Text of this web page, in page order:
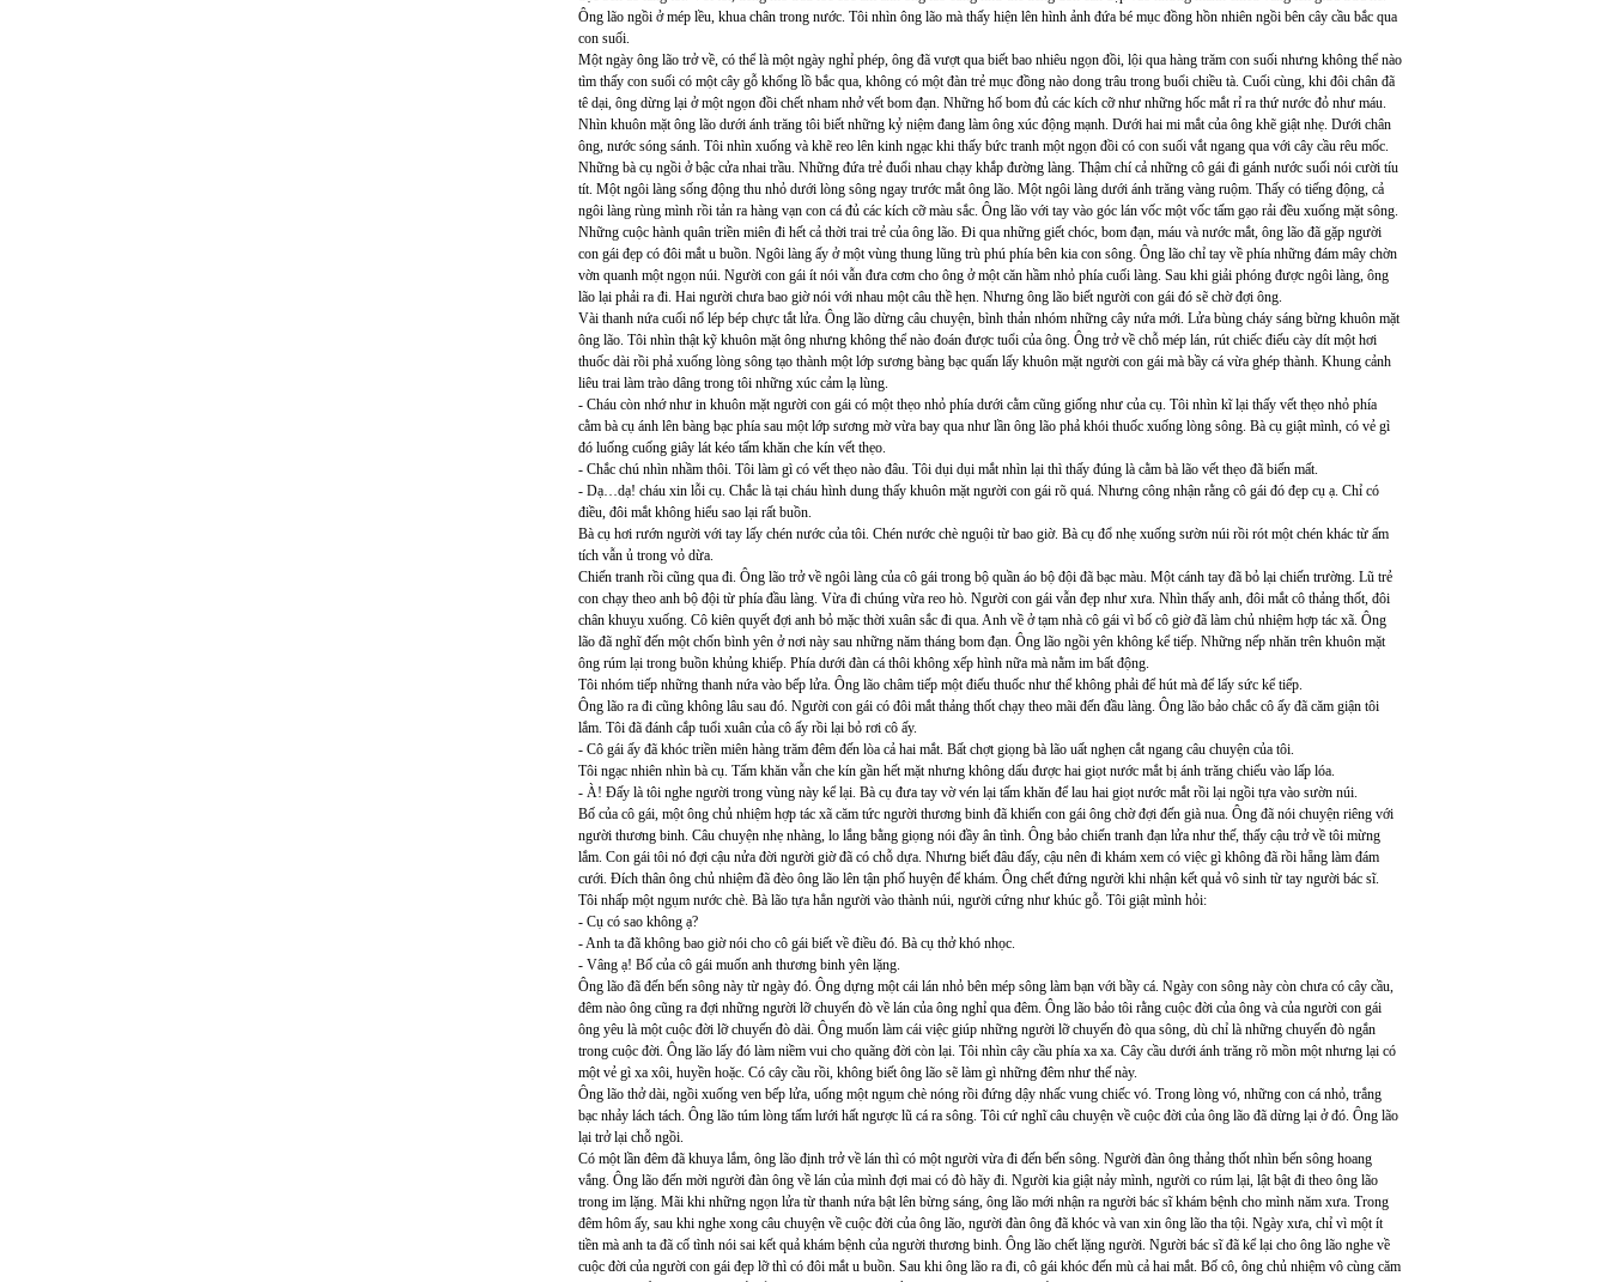
Ông lão ngồi ở mép lều, khua chân trong nước. Tôi nhìn ông lão mà thấy hiện lên hình ảnh đứa bé mục đồng hồn nhiên ngồi bên cây cầu bắc qua
con suối.
Một ngày ông lão trở về, có thể là một ngày nghỉ phép, ông đã vượt qua biết bao nhiêu ngọn đồi, lội qua hàng trăm con suối nhưng không thể nào
tìm thấy con suối có một cây gỗ khổng lồ bắc qua, không có một đàn trẻ mục đồng nào dong trâu trong buổi chiều tà. Cuối cùng, khi đôi chân đã
tê dại, ông dừng lại ở một ngọn đồi chết nham nhở vết bom đạn. Những hố bom đủ các kích cỡ như những hốc mắt rỉ ra thứ nước đỏ như máu.
Nhìn khuôn mặt ông lão dưới ánh trăng tôi biết những kỷ niệm đang làm ông xúc động mạnh. Dưới hai mi mắt của ông khẽ giật nhẹ. Dưới chân
ông, nước sóng sánh. Tôi nhìn xuống và khẽ reo lên kinh ngạc khi thấy bức tranh một ngọn đồi có con suối vắt ngang qua với cây cầu rêu mốc.
Những bà cụ ngồi ở bậc cửa nhai trầu. Những đứa trẻ đuổi nhau chạy khắp đường làng. Thậm chí cả những cô gái đi gánh nước suối nói cười tíu
tít. Một ngôi làng sống động thu nhỏ dưới lòng sông ngay trước mắt ông lão. Một ngôi làng dưới ánh trăng vàng ruộm. Thấy có tiếng động, cả
ngôi làng rùng mình rồi tản ra hàng vạn con cá đủ các kích cỡ màu sắc. Ông lão với tay vào góc lán vốc một vốc tấm gạo rải đều xuống mặt sông.
Những cuộc hành quân triền miên đi hết cả thời trai trẻ của ông lão. Đi qua những giết chóc, bom đạn, máu và nước mắt, ông lão đã gặp người
con gái đẹp có đôi mắt u buồn. Ngôi làng ấy ở một vùng thung lũng trù phú phía bên kia con sông. Ông lão chỉ tay về phía những đám mây chờn
vờn quanh một ngọn núi. Người con gái ít nói vẫn đưa cơm cho ông ở một căn hầm nhỏ phía cuối làng. Sau khi giải phóng được ngôi làng, ông
lão lại phải ra đi. Hai người chưa bao giờ nói với nhau một câu thề hẹn. Nhưng ông lão biết người con gái đó sẽ chờ đợi ông.
Vài thanh nứa cuối nổ lép bép chực tắt lửa. Ông lão dừng câu chuyện, bình thản nhóm những cây nứa mới. Lửa bùng cháy sáng bừng khuôn mặt
ông lão. Tôi nhìn thật kỹ khuôn mặt ông nhưng không thể nào đoán được tuổi của ông. Ông trở về chỗ mép lán, rút chiếc điếu cày dít một hơi
thuốc dài rồi phả xuống lòng sông tạo thành một lớp sương bàng bạc quấn lấy khuôn mặt người con gái mà bầy cá vừa ghép thành. Khung cảnh
liêu trai làm trào dâng trong tôi những xúc cảm lạ lùng.
- Cháu còn nhớ như in khuôn mặt người con gái có một thẹo nhỏ phía dưới cằm cũng giống như của cụ. Tôi nhìn kĩ lại thấy vết thẹo nhỏ phía
cằm bà cụ ánh lên bàng bạc phía sau một lớp sương mờ vừa bay qua như lần ông lão phả khói thuốc xuống lòng sông. Bà cụ giật mình, có vẻ gì
đó luống cuống giây lát kéo tấm khăn che kín vết thẹo.
- Chắc chú nhìn nhầm thôi. Tôi làm gì có vết thẹo nào đâu. Tôi dụi dụi mắt nhìn lại thì thấy đúng là cằm bà lão vết thẹo đã biến mất.
- Dạ…dạ! cháu xin lỗi cụ. Chắc là tại cháu hình dung thấy khuôn mặt người con gái rõ quá. Nhưng công nhận rằng cô gái đó đẹp cụ ạ. Chỉ có
điều, đôi mắt không hiểu sao lại rất buồn.
Bà cụ hơi rướn người với tay lấy chén nước của tôi. Chén nước chè nguội từ bao giờ. Bà cụ đổ nhẹ xuống sườn núi rồi rót một chén khác từ ấm
tích vẫn ủ trong vỏ dừa.
Chiến tranh rồi cũng qua đi. Ông lão trở về ngôi làng của cô gái trong bộ quần áo bộ đội đã bạc màu. Một cánh tay đã bỏ lại chiến trường. Lũ trẻ
con chạy theo anh bộ đội từ phía đầu làng. Vừa đi chúng vừa reo hò. Người con gái vẫn đẹp như xưa. Nhìn thấy anh, đôi mắt cô thảng thốt, đôi
chân khuỵu xuống. Cô kiên quyết đợi anh bỏ mặc thời xuân sắc đi qua. Anh về ở tạm nhà cô gái vì bố cô giờ đã làm chủ nhiệm hợp tác xã. Ông
lão đã nghĩ đến một chốn bình yên ở nơi này sau những năm tháng bom đạn. Ông lão ngồi yên không kể tiếp. Những nếp nhăn trên khuôn mặt
ông rúm lại trong buồn khủng khiếp. Phía dưới đàn cá thôi không xếp hình nữa mà nằm im bất động.
Tôi nhóm tiếp những thanh nứa vào bếp lửa. Ông lão châm tiếp một điếu thuốc như thể không phải để hút mà để lấy sức kể tiếp.
Ông lão ra đi cũng không lâu sau đó. Người con gái có đôi mắt thảng thốt chạy theo mãi đến đầu làng. Ông lão bảo chắc cô ấy đã căm giận tôi
lắm. Tôi đã đánh cắp tuổi xuân của cô ấy rồi lại bỏ rơi cô ấy.
- Cô gái ấy đã khóc triền miên hàng trăm đêm đến lòa cả hai mắt. Bất chợt giọng bà lão uất nghẹn cắt ngang câu chuyện của tôi.
Tôi ngạc nhiên nhìn bà cụ. Tấm khăn vẫn che kín gần hết mặt nhưng không dấu được hai giọt nước mắt bị ánh trăng chiếu vào lấp lóa.
- À! Đấy là tôi nghe người trong vùng này kể lại. Bà cụ đưa tay vờ vén lại tấm khăn để lau hai giọt nước mắt rồi lại ngồi tựa vào sườn núi.
Bố của cô gái, một ông chủ nhiệm hợp tác xã căm tức người thương binh đã khiến con gái ông chờ đợi đến già nua. Ông đã nói chuyện riêng với
người thương binh. Câu chuyện nhẹ nhàng, lo lắng bằng giọng nói đầy ân tình. Ông bảo chiến tranh đạn lửa như thế, thấy cậu trở về tôi mừng
lắm. Con gái tôi nó đợi cậu nửa đời người giờ đã có chỗ dựa. Nhưng biết đâu đấy, cậu nên đi khám xem có việc gì không đã rồi hẵng làm đám
cưới. Đích thân ông chủ nhiệm đã đèo ông lão lên tận phố huyện để khám. Ông chết đứng người khi nhận kết quả vô sinh từ tay người bác sĩ.
Tôi nhấp một ngụm nước chè. Bà lão tựa hẳn người vào thành núi, người cứng như khúc gỗ. Tôi giật mình hỏi:
- Cụ có sao không ạ?
- Anh ta đã không bao giờ nói cho cô gái biết về điều đó. Bà cụ thở khó nhọc.
- Vâng ạ! Bố của cô gái muốn anh thương binh yên lặng.
Ông lão đã đến bến sông này từ ngày đó. Ông dựng một cái lán nhỏ bên mép sông làm bạn với bầy cá. Ngày con sông này còn chưa có cây cầu,
đêm nào ông cũng ra đợi những người lỡ chuyến đò về lán của ông nghỉ qua đêm. Ông lão bảo tôi rằng cuộc đời của ông và của người con gái
ông yêu là một cuộc đời lỡ chuyến đò dài. Ông muốn làm cái việc giúp những người lỡ chuyến đò qua sông, dù chỉ là những chuyến đò ngắn
trong cuộc đời. Ông lão lấy đó làm niềm vui cho quãng đời còn lại. Tôi nhìn cây cầu phía xa xa. Cây cầu dưới ánh trăng rõ mồn một nhưng lại có
một vẻ gì xa xôi, huyền hoặc. Có cây cầu rồi, không biết ông lão sẽ làm gì những đêm như thế này.
Ông lão thở dài, ngồi xuống ven bếp lửa, uống một ngụm chè nóng rồi đứng dậy nhấc vung chiếc vó. Trong lòng vó, những con cá nhỏ, trắng
bạc nhảy lách tách. Ông lão túm lòng tấm lưới hất ngược lũ cá ra sông. Tôi cứ nghĩ câu chuyện về cuộc đời của ông lão đã dừng lại ở đó. Ông lão
lại trở lại chỗ ngồi.
Có một lần đêm đã khuya lắm, ông lão định trở về lán thì có một người vừa đi đến bến sông. Người đàn ông thảng thốt nhìn bến sông hoang
vắng. Ông lão đến mời người đàn ông về lán của mình đợi mai có đò hãy đi. Người kia giật nảy mình, người co rúm lại, lật bật đi theo ông lão
trong im lặng. Mãi khi những ngọn lửa từ thanh nứa bật lên bừng sáng, ông lão mới nhận ra người bác sĩ khám bệnh cho mình năm xưa. Trong
đêm hôm ấy, sau khi nghe xong câu chuyện về cuộc đời của ông lão, người đàn ông đã khóc và van xin ông lão tha tội. Ngày xưa, chỉ vì một ít
tiền mà anh ta đã cố tình nói sai kết quả khám bệnh của người thương binh. Ông lão chết lặng người. Người bác sĩ đã kể lại cho ông lão nghe về
cuộc đời của người con gái đẹp lỡ thì có đôi mắt u buồn. Sau khi ông lão ra đi, cô gái khóc đến mù cả hai mắt. Bố cô, ông chủ nhiệm vô cùng căm